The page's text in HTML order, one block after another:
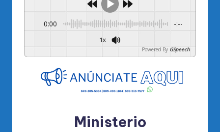
0:00 -:--
1x
Powered By GSpeech
Ministerio